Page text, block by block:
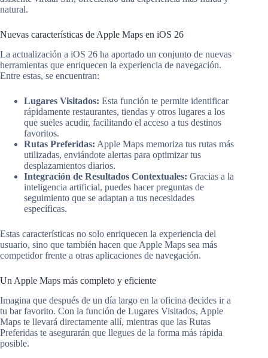
natural.
Nuevas características de Apple Maps en iOS 26
La actualización a iOS 26 ha aportado un conjunto de nuevas
herramientas que enriquecen la experiencia de navegación.
Entre estas, se encuentran:
Lugares Visitados: Esta función te permite identificar
rápidamente restaurantes, tiendas y otros lugares a los
que sueles acudir, facilitando el acceso a tus destinos
favoritos.
Rutas Preferidas: Apple Maps memoriza tus rutas más
utilizadas, enviándote alertas para optimizar tus
desplazamientos diarios.
Integración de Resultados Contextuales: Gracias a la
inteligencia artificial, puedes hacer preguntas de
seguimiento que se adaptan a tus necesidades
específicas.
Estas características no solo enriquecen la experiencia del
usuario, sino que también hacen que Apple Maps sea más
competidor frente a otras aplicaciones de navegación.
Un Apple Maps más completo y eficiente
Imagina que después de un día largo en la oficina decides ir a
tu bar favorito. Con la función de Lugares Visitados, Apple
Maps te llevará directamente allí, mientras que las Rutas
Preferidas te asegurarán que llegues de la forma más rápida
posible.